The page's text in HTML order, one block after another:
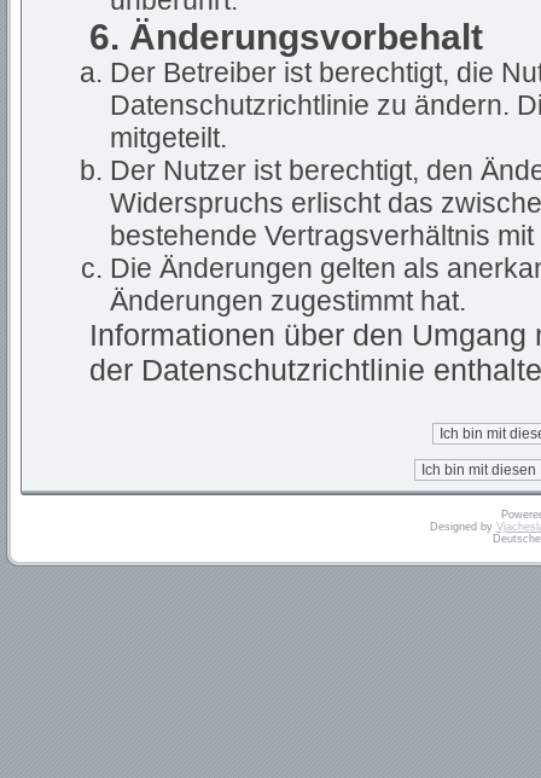
6. Änderungsvorbehalt
Der Betreiber ist berechtigt, die
Datenschutzrichtlinie zu ändern.
mitgeteilt.
Der Nutzer ist berechtigt, den
Widerspruchs erlischt das
bestehende Vertragsverhältnis
Die Änderungen gelten als
Änderungen zugestimmt hat.
Informationen über den
der Datenschutzrichtlinie
Designed by